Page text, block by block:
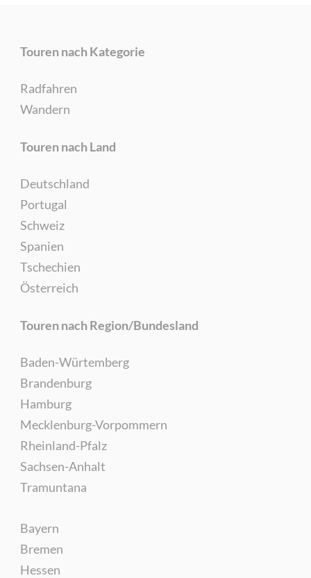
Touren nach Kategorie
Radfahren
Wandern
Touren nach Land
Deutschland
Portugal
Schweiz
Spanien
Tschechien
Österreich
Touren nach Region/Bundesland
Baden-Würtemberg
Brandenburg
Hamburg
Mecklenburg-Vorpommern
Rheinland-Pfalz
Sachsen-Anhalt
Tramuntana
Bayern
Bremen
Hessen